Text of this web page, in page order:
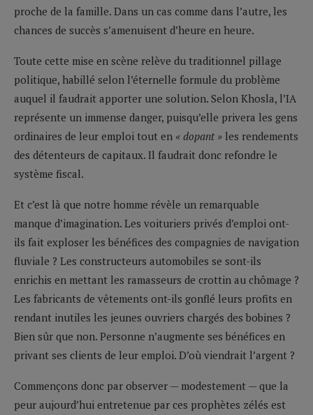
proche de la famille. Dans un cas comme dans l’autre, les
chances de succès s’amenuisent d’heure en heure.
Toute cette mise en scène relève du traditionnel pillage
politique, habillé selon l’éternelle formule du problème
auquel il faudrait apporter une solution. Selon Khosla, l’IA
représente un immense danger, puisqu’elle privera les gens
ordinaires de leur emploi tout en « dopant » les rendements
des détenteurs de capitaux. Il faudrait donc refondre le
système fiscal.
Et c’est là que notre homme révèle un remarquable
manque d’imagination. Les voituriers privés d’emploi ont-
ils fait exploser les bénéfices des compagnies de navigation
fluviale ? Les constructeurs automobiles se sont-ils
enrichis en mettant les ramasseurs de crottin au chômage ?
Les fabricants de vêtements ont-ils gonflé leurs profits en
rendant inutiles les jeunes ouvriers chargés des bobines ?
Bien sûr que non. Personne n’augmente ses bénéfices en
privant ses clients de leur emploi. D’où viendrait l’argent ?
Commençons donc par observer — modestement — que la
peur aujourd’hui entretenue par ces prophètes zélés est